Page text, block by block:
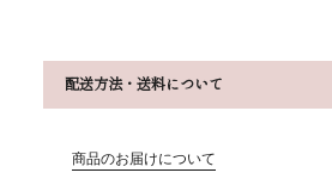
配送方法・送料について
商品のお届けについて